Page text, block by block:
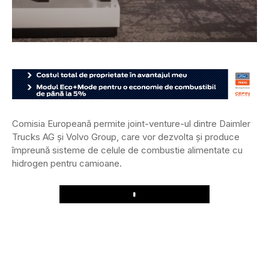
Comisia Europeană permite joint-venture-ul dintre Daimler
Trucks AG și Volvo Group, care vor dezvolta și produce
împreună sisteme de celule de combustie alimentate cu
hidrogen pentru camioane.
Play